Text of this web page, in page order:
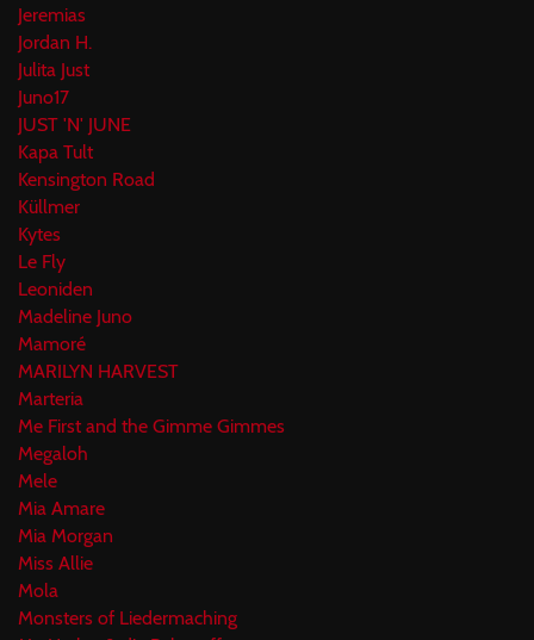
Jeremias
Jordan H.
Julita Just
Juno17
JUST 'N' JUNE
Kapa Tult
Kensington Road
Küllmer
Kytes
Le Fly
Leoniden
Madeline Juno
Mamoré
MARILYN HARVEST
Marteria
Me First and the Gimme Gimmes
Megaloh
Mele
Mia Amare
Mia Morgan
Miss Allie
Mola
Monsters of Liedermaching